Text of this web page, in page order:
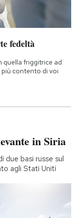
fedeltà
quella friggitrice ad
contento di voi
in Siria
due basi russe sul
agli Stati Uniti